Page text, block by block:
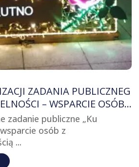
ZADANIA PUBLICZNEG
– WSPARCIE OSÓB
Z TERENU WOJE
zadanie publiczne „Ku
osób z
...